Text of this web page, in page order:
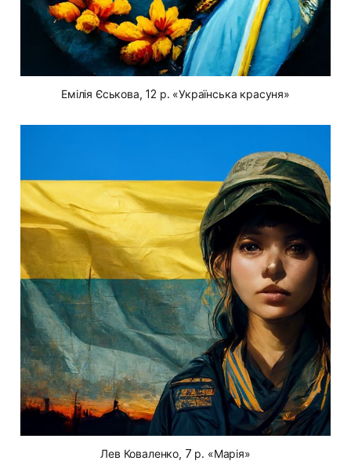
Емілія Єськова, 12 р. «Українська красуня»
Лев Коваленко, 7 р. «Марія»